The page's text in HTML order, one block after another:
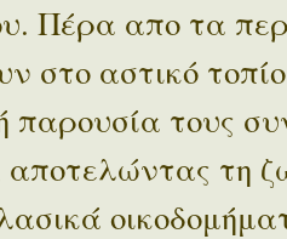
Πέρα απο τα
στο αστικό
παρουσία τους
τη